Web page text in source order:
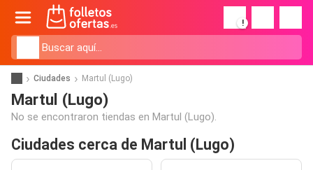
!
Ciudades Martul (Lugo)
Martul (Lugo)
No se encontraron tiendas en Martul (Lugo).
Ciudades cerca de Martul (Lugo)